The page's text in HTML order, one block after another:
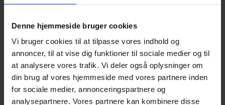
Denne hjemmeside bruger cookies
Vi bruger cookies til at tilpasse vores indhold og
annoncer, til at vise dig funktioner til sociale medier og til
at analysere vores trafik. Vi deler også oplysninger om
din brug af vores hjemmeside med vores partnere inden
for sociale medier, annonceringspartnere og
analysepartnere. Vores partnere kan kombinere disse